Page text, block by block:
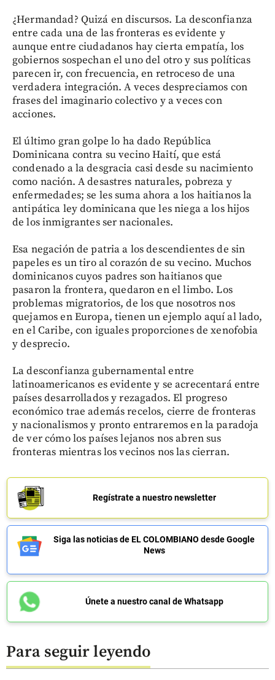
¿Hermandad? Quizá en discursos. La desconfianza
entre cada una de las fronteras es evidente y
aunque entre ciudadanos hay cierta empatía, los
gobiernos sospechan el uno del otro y sus políticas
parecen ir, con frecuencia, en retroceso de una
verdadera integración. A veces despreciamos con
frases del imaginario colectivo y a veces con
acciones.
El último gran golpe lo ha dado República
Dominicana contra su vecino Haití, que está
condenado a la desgracia casi desde su nacimiento
como nación. A desastres naturales, pobreza y
enfermedades; se les suma ahora a los haitianos la
antipática ley dominicana que les niega a los hijos
de los inmigrantes ser nacionales.
Esa negación de patria a los descendientes de sin
papeles es un tiro al corazón de su vecino. Muchos
dominicanos cuyos padres son haitianos que
pasaron la frontera, quedaron en el limbo. Los
problemas migratorios, de los que nosotros nos
quejamos en Europa, tienen un ejemplo aquí al lado,
en el Caribe, con iguales proporciones de xenofobia
y desprecio.
La desconfianza gubernamental entre
latinoamericanos es evidente y se acrecentará entre
países desarrollados y rezagados. El progreso
económico trae además recelos, cierre de fronteras
y nacionalismos y pronto entraremos en la paradoja
de ver cómo los países lejanos nos abren sus
fronteras mientras los vecinos nos las cierran.
Regístrate a nuestro newsletter
Siga las noticias de EL COLOMBIANO desde Google
News
Únete a nuestro canal de Whatsapp
Para seguir leyendo